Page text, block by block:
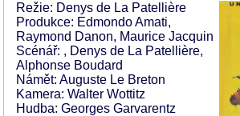
Režie: Denys de La Patellière
Produkce: Edmondo Amati,
Raymond Danon, Maurice Jacquin
Scénář: , Denys de La Patellière,
Alphonse Boudard
Námět: Auguste Le Breton
Kamera: Walter Wottitz
Hudba: Georges Garvarentz